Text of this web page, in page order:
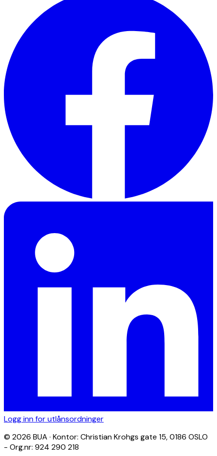
Logg inn for utlånsordninger
© 2026 BUA · Kontor: Christian Krohgs gate 15, 0186 OSLO
- Org.nr: 924 290 218